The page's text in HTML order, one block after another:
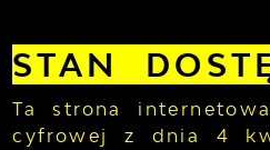
STAN
Ta strona
cyfrowej z dnia 4